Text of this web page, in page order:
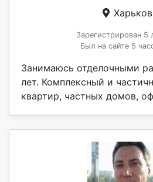
Харьков
Зарегистрирован 5
Был на сайте 5
Занимаюсь отделочными
лет. Комплексный и
квартир, частных домов,